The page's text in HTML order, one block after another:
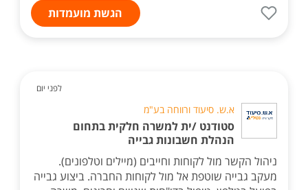
הגשת מועמדות
לפני יום
א.ש. סיעוד ורווחה בע"מ
סטודנט /ית למשרה חלקית בתחום
הנהלת חשבונות גבייה
ניהול הקשר מול לקוחות וחייבים (מיילים וטלפונים).
מעקב גבייה שוטפת אל מול לקוחות החברה. ביצוע גבייה